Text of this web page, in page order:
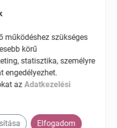
működéshez szükséges
körű
statisztika, személyre
engedélyezhet.
az Adatkezelési
Elfogadom